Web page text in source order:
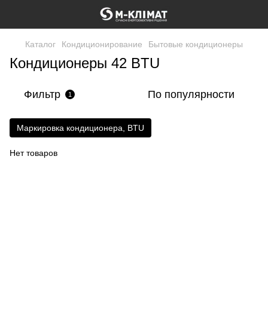
Каталог Кондиционирование Бытовые кондиционеры
Кондиционеры 42 BTU
Фильтр 1 По популярности
Маркировка кондиционера, BTU
Нет товаров